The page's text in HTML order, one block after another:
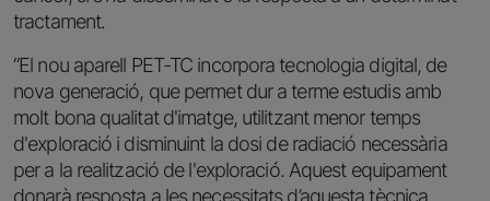
tractament.
“El nou aparell PET-TC incorpora tecnologia digital, de
nova generació, que permet dur a terme estudis amb
molt bona qualitat d'imatge, utilitzant menor temps
d'exploració i disminuint la dosi de radiació necessària
per a la realització de l'exploració. Aquest equipament
donarà resposta a les necessitats d’aquesta tècnica,